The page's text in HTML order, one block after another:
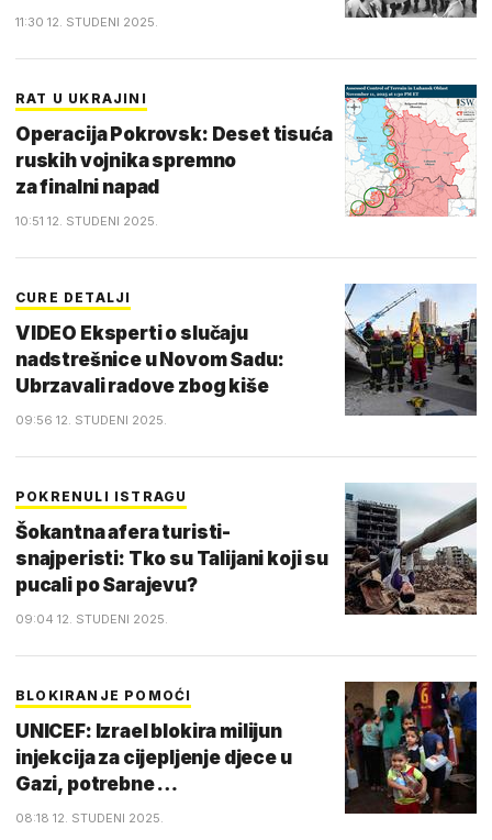
11:30 12. STUDENI 2025.
RAT U UKRAJINI
Operacija Pokrovsk: Deset tisuća
ruskih vojnika spremno
za finalni napad
10:51 12. STUDENI 2025.
CURE DETALJI
VIDEO Eksperti o slučaju
nadstrešnice u Novom Sadu:
Ubrzavali radove zbog kiše
09:56 12. STUDENI 2025.
POKRENULI ISTRAGU
Šokantna afera turisti-
snajperisti: Tko su Talijani koji su
pucali po Sarajevu?
09:04 12. STUDENI 2025.
BLOKIRANJE POMOĆI
UNICEF: Izrael blokira milijun
injekcija za cijepljenje djece u
Gazi, potrebne …
08:18 12. STUDENI 2025.